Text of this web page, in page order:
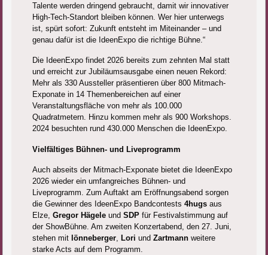
Talente werden dringend gebraucht, damit wir innovativer
High-Tech-Standort bleiben können. Wer hier unterwegs
ist, spürt sofort: Zukunft entsteht im Miteinander – und
genau dafür ist die IdeenExpo die richtige Bühne.“
Die IdeenExpo findet 2026 bereits zum zehnten Mal statt
und erreicht zur Jubiläumsausgabe einen neuen Rekord:
Mehr als 330 Aussteller präsentieren über 800 Mitmach-
Exponate in 14 Themenbereichen auf einer
Veranstaltungsfläche von mehr als 100.000
Quadratmetern. Hinzu kommen mehr als 900 Workshops.
2024 besuchten rund 430.000 Menschen die IdeenExpo.
Vielfältiges Bühnen- und Liveprogramm
Auch abseits der Mitmach-Exponate bietet die IdeenExpo
2026 wieder ein umfangreiches Bühnen- und
Liveprogramm. Zum Auftakt am Eröffnungsabend sorgen
die Gewinner des IdeenExpo Bandcontests 4hugsaus
Elze, Gregor Hägeleund SDPfür Festivalstimmung auf
der ShowBühne. Am zweiten Konzertabend, den 27. Juni,
stehen mit lönneberger, Lori und Zartmannweitere
starke Acts auf dem Programm.